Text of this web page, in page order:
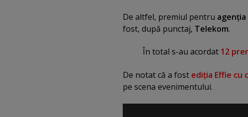
De altfel, premiul pentru
fost, după punctaj, Telekom.
În total s-au acordat 12
De notat că a fost ediţia Effie cu
pe scena evenimentului.